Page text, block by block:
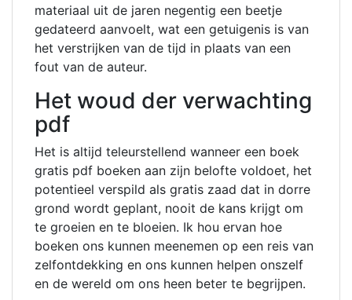
materiaal uit de jaren negentig een beetje
gedateerd aanvoelt, wat een getuigenis is van
het verstrijken van de tijd in plaats van een
fout van de auteur.
Het woud der verwachting
pdf
Het is altijd teleurstellend wanneer een boek
gratis pdf boeken aan zijn belofte voldoet, het
potentieel verspild als gratis zaad dat in dorre
grond wordt geplant, nooit de kans krijgt om
te groeien en te bloeien. Ik hou ervan hoe
boeken ons kunnen meenemen op een reis van
zelfontdekking en ons kunnen helpen onszelf
en de wereld om ons heen beter te begrijpen.